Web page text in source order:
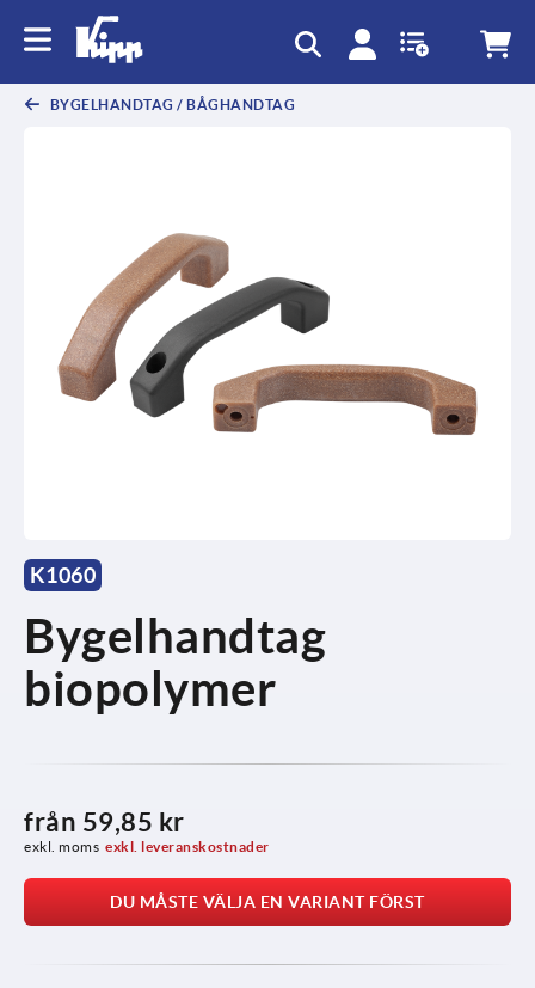
BYGELHANDTAG / BÅGHANDTAG
K1060
Bygelhandtag
biopolymer
från 59,85 kr
exkl. moms exkl. leveranskostnader
DU MÅSTE VÄLJA EN VARIANT FÖRST